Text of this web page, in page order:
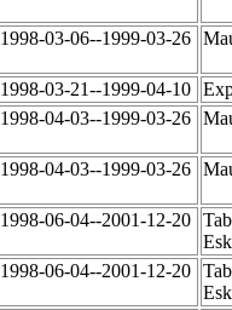
1998-03-06--1999-03-26
1998-03-21--1999-04-10
1998-04-03--1999-03-26
1998-04-03--1999-03-26
1998-06-04--2001-12-20
1998-06-04--2001-12-20